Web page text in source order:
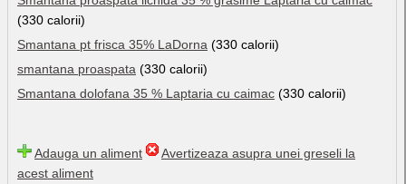
(330 calorii)
Smantana pt frisca 35% LaDorna (330 calorii)
smantana proaspata (330 calorii)
Smantana dolofana 35 % Laptaria cu caimac (330 calorii)
Adauga un aliment
Avertizeaza asupra unei greseli la
acest aliment